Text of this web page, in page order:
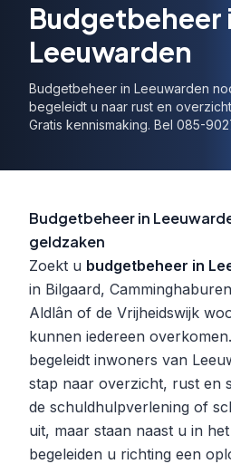
Budgetbeheer
Leeuwarden
Budgetbeheer in Leeuwarden
begeleidt u naar rust en
Gratis kennismaking. Bel 085-
Budgetbeheer in
geldzaken
Zoekt u budgetbeheer in
in Bilgaard,
Aldlân of de Vrijheidswijk
kunnen iedereen
begeleidt inwoners van
stap naar overzicht, rust en
de schuldhulpverlening of
uit, maar staan naast u in
begeleiden u richting een